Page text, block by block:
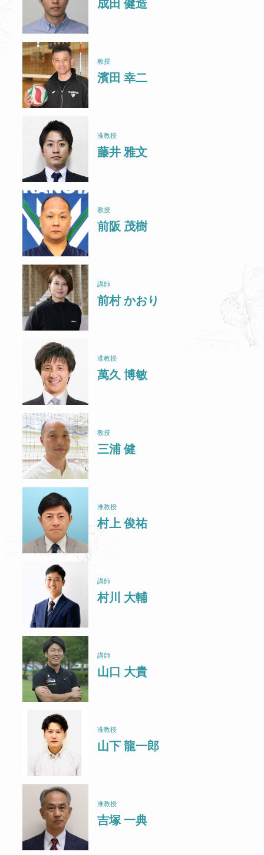
成田 健造
濱田 幸二
教授
藤井 雅文
准教授
前阪 茂樹
教授
前村 かおり
講師
萬久 博敏
准教授
三浦 健
教授
村上 俊祐
准教授
村川 大輔
講師
山口 大貴
講師
山下 龍一郎
准教授
吉塚 一典
准教授